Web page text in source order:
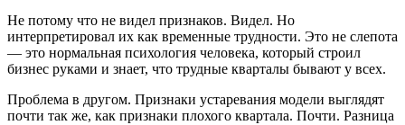
Не потому что не видел признаков. Видел. Но
интерпретировал их как временные трудности. Это не слепота
— это нормальная психология человека, который строил
бизнес руками и знает, что трудные кварталы бывают у всех.
Проблема в другом. Признаки устаревания модели выглядят
почти так же, как признаки плохого квартала. Почти. Разница